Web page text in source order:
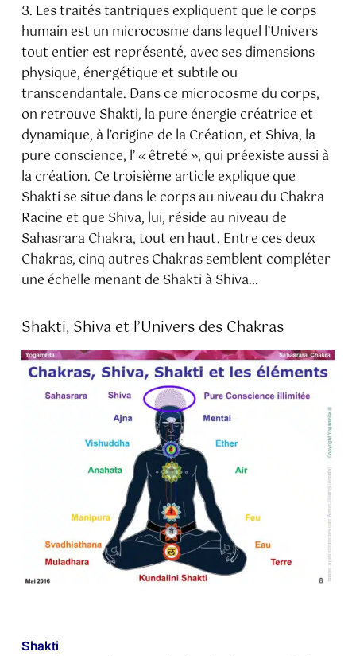
3. Les traités tantriques expliquent que le corps
humain est un microcosme dans lequel l’Univers
tout entier est représenté, avec ses dimensions
physique, énergétique et subtile ou
transcendantale. Dans ce microcosme du corps,
on retrouve Shakti, la pure énergie créatrice et
dynamique, à l’origine de la Création, et Shiva, la
pure conscience, l’ « êtreté », qui préexiste aussi à
la création. Ce troisième article explique que
Shakti se situe dans le corps au niveau du Chakra
Racine et que Shiva, lui, réside au niveau de
Sahasrara Chakra, tout en haut. Entre ces deux
Chakras, cinq autres Chakras semblent compléter
une échelle menant de Shakti à Shiva…
Shakti, Shiva et l’Univers des Chakras
Shakti